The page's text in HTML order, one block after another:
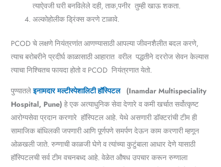
त्याऐवजी घरी बनविलेले दही, ताक,पनीर तुम्ही खाऊ शकता.
अल्कोहोलीक ड्रिंक्स करणे टाळावे.
PCOD चे लक्षणे नियंत्रणांत आणण्यासाठी आपल्या जीवनशैलीत बदल करणे,
त्याच बरोबरीने प्रदीर्घ काळासाठी आहारात वरील पद्धतीने दररोज सेवन केल्यास
त्याचा निश्चितच फायदा होतो व PCOD नियंत्रणात येतो.
पुण्यातलेइनामदार मल्टीस्पेशालिटी हॉस्पिटल (Inamdar Multispeciality
Hospital, Pune) हे एक अत्याधुनिक सेवा देणारे व कमी खर्चात सर्वोत्कृष्ट
आरोग्यसेवा प्रदान करणारे हॉस्पिटल आहे. येथे असणारी डॉक्टरांची टीम ही
सामाजिक बांधिलकी जपणारी आणि पूर्णपणे समर्पण देऊन काम करणारी म्हणून
ओळखली जाते. रुग्णाची काळजी घेणे व त्यांच्या कुटुंबाला आधार देणे यासाठी
हॉस्पिटलची सर्व टीम वचनबध्द आहे. वेळेत औषध उपचार करून रुग्णाला